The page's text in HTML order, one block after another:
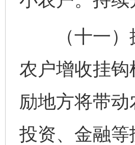
（十一）探
农户增收挂
励地方将带
投资、金融